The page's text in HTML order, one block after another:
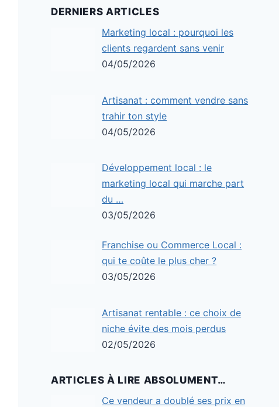
DERNIERS ARTICLES
Marketing local : pourquoi les
clients regardent sans venir
04/05/2026
Artisanat : comment vendre sans
trahir ton style
04/05/2026
Développement local : le
marketing local qui marche part
du …
03/05/2026
Franchise ou Commerce Local :
qui te coûte le plus cher ?
03/05/2026
Artisanat rentable : ce choix de
niche évite des mois perdus
02/05/2026
ARTICLES À LIRE ABSOLUMENT…
Ce vendeur a doublé ses prix en